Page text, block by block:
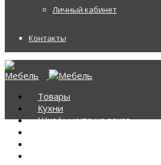
Личный кабинет
Контакты
Товары
Кухни
Шкафы-купе на заказ